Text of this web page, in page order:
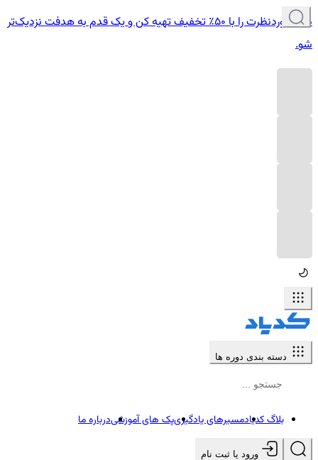
دوره موردنظرت را با ۵۰٪ تخفیف تهیه کن و یک قدم به هدفت نزدیک‌تر
شو.
دسته بندی دوره ها
بلاگ کدیادمسیرهای یادگیریپک های آموزشیدرباره ما
ورود یا ثبت نام